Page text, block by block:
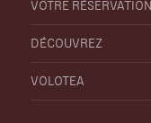
VOTRE RÉSERVATION
DÉCOUVREZ
VOLOTEA